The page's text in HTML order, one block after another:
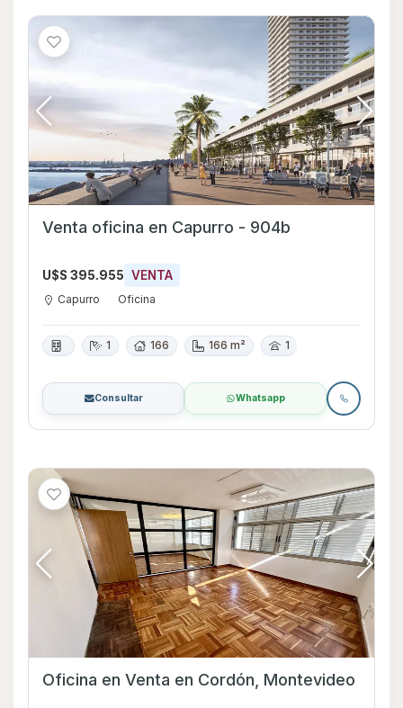
Venta oficina en Capurro - 904b
U$S 395.955 VENTA
Capurro Oficina
1 166 166 m² 1
Consultar Whatsapp
Oficina en Venta en Cordón, Montevideo